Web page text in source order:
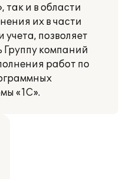
так и в области
их в части
позволяет
Группу компаний
работ по
«1С».